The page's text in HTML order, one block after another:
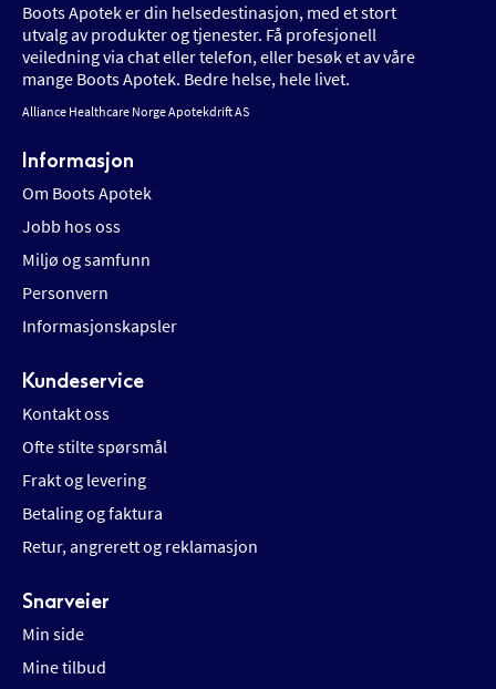
Boots Apotek er din helsedestinasjon, med et stort
utvalg av produkter og tjenester. Få profesjonell
veiledning via chat eller telefon, eller besøk et av våre
mange Boots Apotek. Bedre helse, hele livet.
Alliance Healthcare Norge Apotekdrift AS
Informasjon
Om Boots Apotek
Jobb hos oss
Miljø og samfunn
Personvern
Informasjonskapsler
Kundeservice
Kontakt oss
Ofte stilte spørsmål
Frakt og levering
Betaling og faktura
Retur, angrerett og reklamasjon
Snarveier
Min side
Mine tilbud